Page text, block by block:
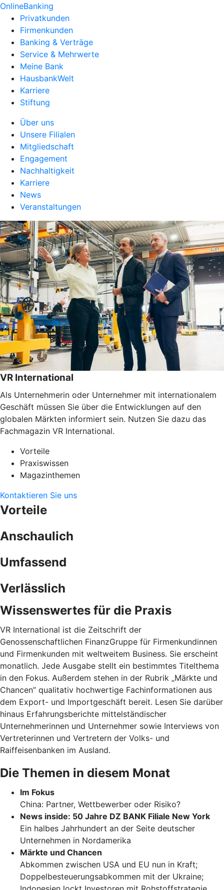
OnlineBanking
Privatkunden
Firmenkunden
Banking & Verträge
Service & Mehrwerte
Meine Bank
HausbankWelt
Karriere
Stiftung
Über uns
Unsere Filialen
Mitgliedschaft
Engagement
Nachhaltigkeit
Karriere
News
Veranstaltungen
VR International
Als Unternehmerin oder Unternehmer mit internationalem
Geschäft müssen Sie über die Entwicklungen auf den
globalen Märkten informiert sein. Nutzen Sie dazu das
Fachmagazin VR International.
Vorteile
Praxiswissen
Magazinthemen
Kontaktieren Sie uns
Vorteile
Anschaulich
Umfassend
Verlässlich
Wissenswertes für die Praxis
VR International ist die Zeitschrift der
Genossenschaftlichen FinanzGruppe für Firmenkundinnen
und Firmenkunden mit weltweitem Business. Sie erscheint
monatlich. Jede Ausgabe stellt ein bestimmtes Titelthema
in den Fokus. Außerdem stehen in der Rubrik „Märkte und
Chancen” qualitativ hochwertige Fachinformationen aus
dem Export- und Importgeschäft bereit. Lesen Sie darüber
hinaus Erfahrungsberichte mittelständischer
Unternehmerinnen und Unternehmer sowie Interviews von
Vertreterinnen und Vertretern der Volks- und
Raiffeisenbanken im Ausland.
Die Themen in diesem Monat
Im Fokus
China: Partner, Wettbewerber oder Risiko?
News inside: 50 Jahre DZ BANK Filiale New York
Ein halbes Jahrhundert an der Seite deutscher
Unternehmen in Nordamerika
Märkte und Chancen
Abkommen zwischen USA und EU nun in Kraft;
Doppelbesteuerungsabkommen mit der Ukraine;